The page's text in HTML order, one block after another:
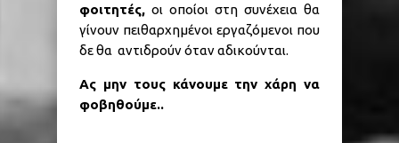
φοιτητές, οι οποίοι στη συνέχεια θα
γίνουν πειθαρχημένοι εργαζόμενοι που
δε θα αντιδρούν όταν αδικούνται.
Ας μην τους κάνουμε την χάρη να
φοβηθούμε..